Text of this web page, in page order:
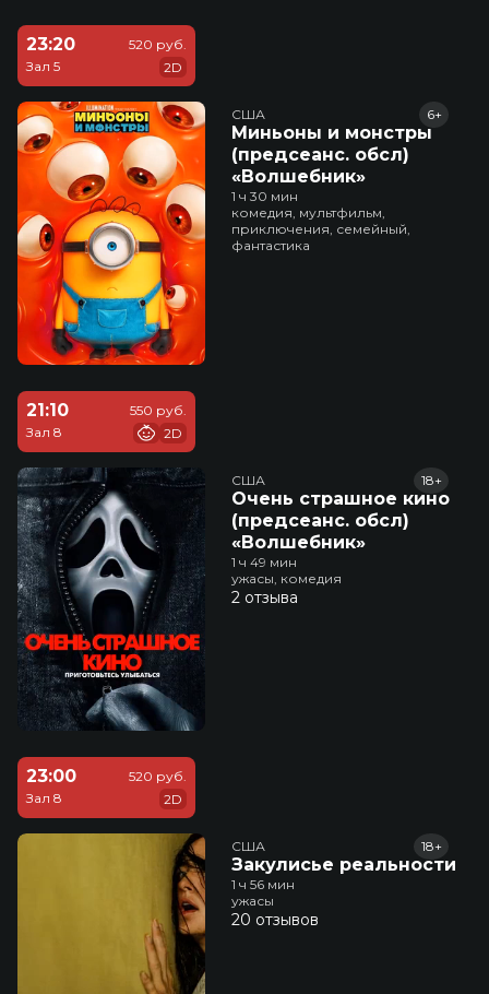
23:20
Зал 5
520 руб.
2D
США
Миньоны и монстры
(предсеанс. обсл)
«Волшебник»
6+
1 ч 30 мин
комедия, мультфильм,
приключения, семейный,
фантастика
21:10
Зал 8
550 руб.
2D
США
Очень страшное кино
(предсеанс. обсл)
«Волшебник»
18+
1 ч 49 мин
ужасы, комедия
2 отзыва
23:00
Зал 8
520 руб.
2D
США
Закулисье реальности
18+
1 ч 56 мин
ужасы
20 отзывов